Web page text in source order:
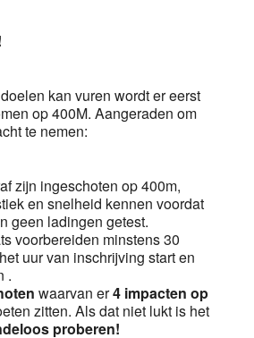
kan vuren wordt er eerst
op 400M. Aangeraden om
te nemen:
zijn ingeschoten op 400m,
en snelheid kennen voordat
geen ladingen getest.
voorbereiden minstens 30
uur van inschrijving start en
.
waarvan er4 impacten op
zitten. Als dat niet lukt is het
proberen!